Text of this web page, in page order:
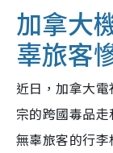
加拿大
辜旅客
近日，加拿大
宗的跨國毒品
無辜旅客的行李